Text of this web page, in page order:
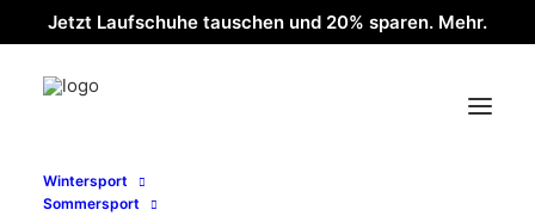
Jetzt Laufschuhe tauschen und 20% sparen. Mehr.
Wintersport
Sommersport